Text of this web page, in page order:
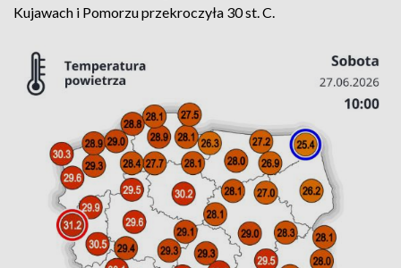
Kujawach i Pomorzu przekroczyła 30 st. C.